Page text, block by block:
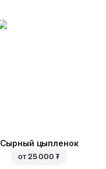
Сырный цыпленок
от 25 000 ₮